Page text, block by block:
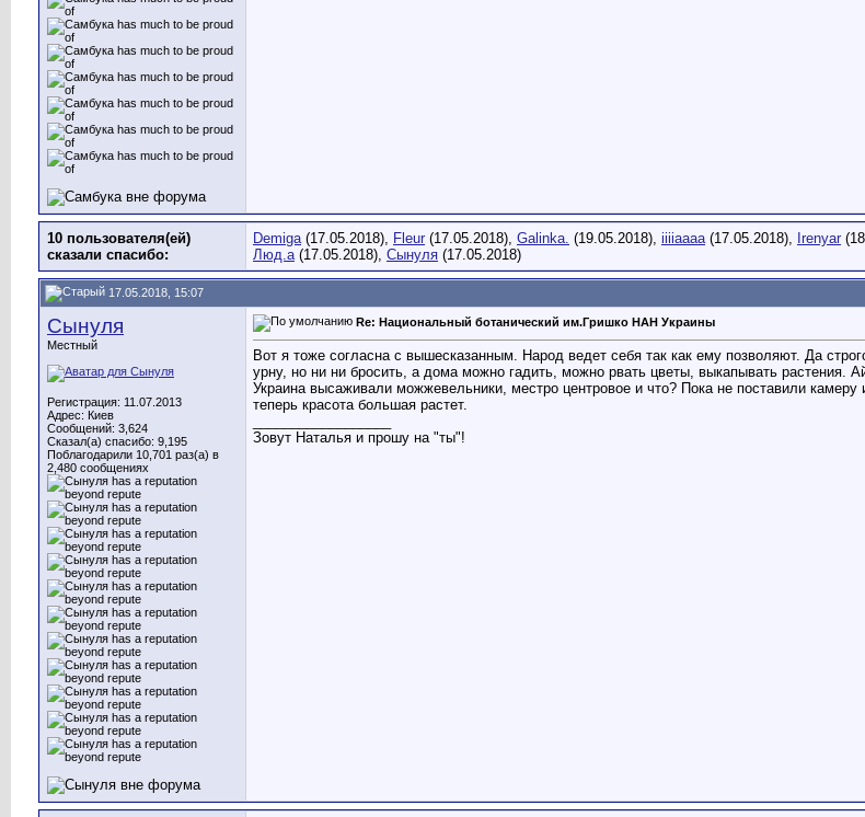
10 пользователя(ей)
сказали cпасибо:
Demiga(17.05.2018), Fleur (17.05.2018), Galinka. (19.05.2018), iiiiaaaa(17.05.2018), Irenyar
Люд.а(17.05.2018), Сынуля (17.05.2018)
17.05.2018, 15:07
Сынуля
Местный
Регистрация: 11.07.2013
Адрес: Киев
Сообщений: 3,624
Сказал(а) спасибо: 9,195
Поблагодарили 10,701 раз(а) в
2,480 сообщениях
Re: Национальный ботанический им.Гришко НАН Украины
Вот я тоже согласна с вышесказанным. Народ ведет себя так как ему позволяют. Да
урну, но ни ни бросить, а дома можно гадить, можно рвать цветы, выкапывать растения.
Украина высаживали можжевельники, местро центровое и что? Пока не поставили
теперь красота большая растет.
Зовут Наталья и прошу на "ты"!